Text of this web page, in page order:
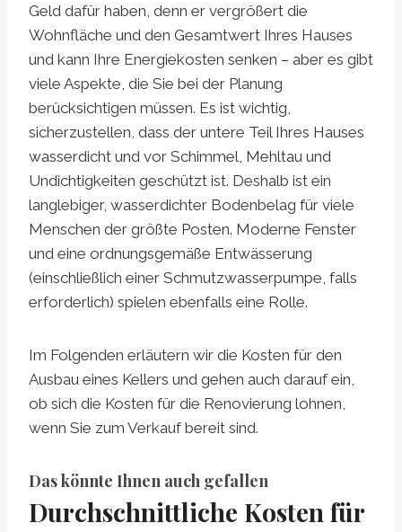
Geld dafür haben, denn er vergrößert die
Wohnfläche und den Gesamtwert Ihres Hauses
und kann Ihre Energiekosten senken – aber es gibt
viele Aspekte, die Sie bei der Planung
berücksichtigen müssen. Es ist wichtig,
sicherzustellen, dass der untere Teil Ihres Hauses
wasserdicht und vor Schimmel, Mehltau und
Undichtigkeiten geschützt ist. Deshalb ist ein
langlebiger, wasserdichter Bodenbelag für viele
Menschen der größte Posten. Moderne Fenster
und eine ordnungsgemäße Entwässerung
(einschließlich einer Schmutzwasserpumpe, falls
erforderlich) spielen ebenfalls eine Rolle.
Im Folgenden erläutern wir die Kosten für den
Ausbau eines Kellers und gehen auch darauf ein,
ob sich die Kosten für die Renovierung lohnen,
wenn Sie zum Verkauf bereit sind.
Das könnte Ihnen auch gefallen
Durchschnittliche Kosten für